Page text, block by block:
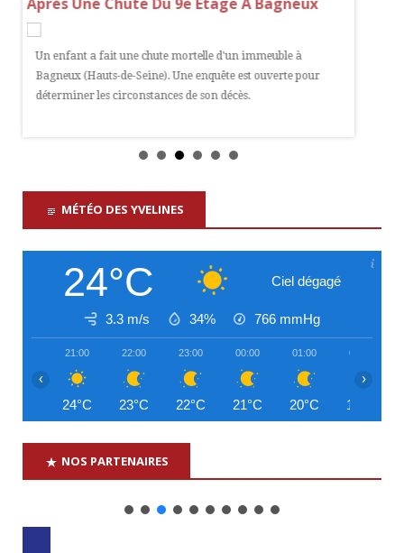
Un enfant a fait une chute mortelle d'un immeuble à
Bagneux (Hauts-de-Seine). Une enquête est ouverte pour
déterminer les circonstances de son décès.
MÉTÉO DES YVELINES
24°C Ciel dégagé
3.3 m/s 34% 766 mmHg
21:00
24°C
22:00
23°C
23:00
22°C
00:00
21°C
01:00
20°C
02:00
19°C
‹ ›
NOS PARTENAIRES